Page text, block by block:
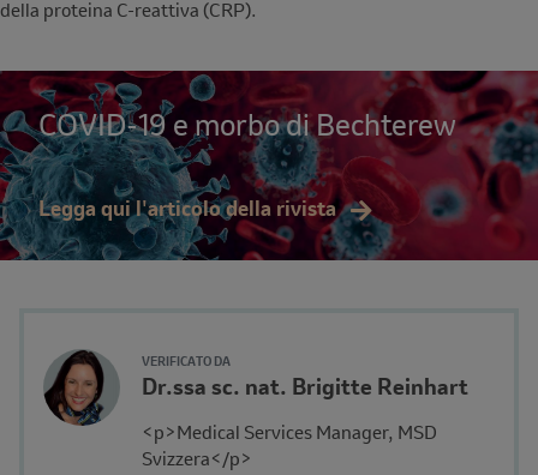
della proteina C-reattiva (CRP).
COVID-19 e morbo di Bechterew
Legga qui l'articolo della rivista
VERIFICATO DA
Author's
Avatar
Name
Affiliation
Dr.ssa sc. nat. Brigitte Reinhart
Description
<p>Medical Services Manager, MSD
Svizzera</p>